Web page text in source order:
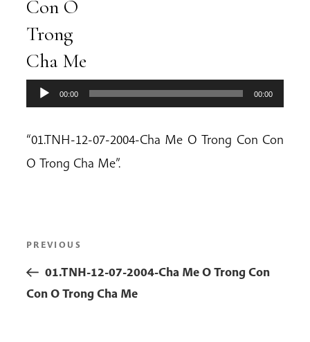
Con O
Trong
Cha Me
00:00 00:00
“01.TNH-12-07-2004-Cha Me O Trong Con Con
O Trong Cha Me”.
Previous
Post
PREVIOUS
01.TNH-12-07-2004-Cha Me O Trong Con
Con O Trong Cha Me